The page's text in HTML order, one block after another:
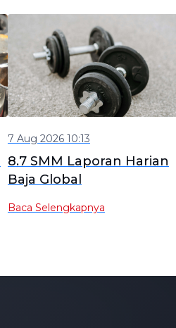
7 Aug 2026 10:13
8.7 SMM Laporan Harian
Baja Global
Baca Selengkapnya